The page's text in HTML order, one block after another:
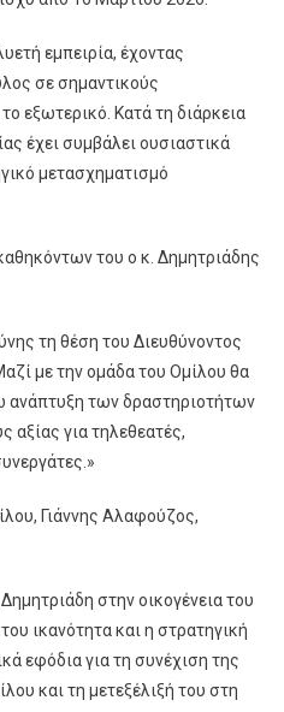
εμπειρία, έχοντας
σε σημαντικούς
εξωτερικό. Κατά τη διάρκεια
έχει συμβάλει ουσιαστικά
μετασχηματισμό
του ο κ. Δημητριάδης
τη θέση του Διευθύνοντος
με την ομάδα του Ομίλου θα
ανάπτυξη των δραστηριοτήτων
αξίας για τηλεθεατές,
Γιάννης Αλαφούζος,
στην οικογένεια του
ικανότητα και η στρατηγική
εφόδια για τη συνέχιση της
και τη μετεξέλιξή του στη